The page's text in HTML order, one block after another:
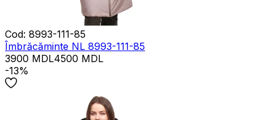
Cod: 8993-111-85
Îmbrăcăminte NL 8993-111-85
3900 MDL4500 MDL
-13%